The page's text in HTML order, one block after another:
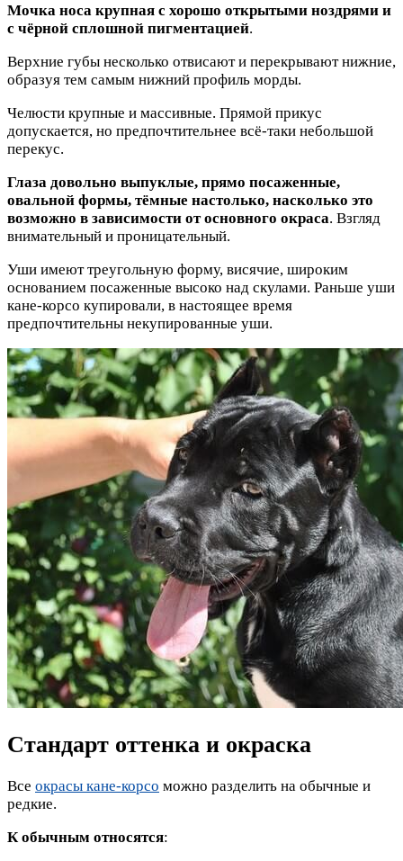
Мочка носа крупная с хорошо открытыми ноздрями и
с чёрной сплошной пигментацией.
Верхние губы несколько отвисают и перекрывают нижние,
образуя тем самым нижний профиль морды.
Челюсти крупные и массивные. Прямой прикус
допускается, но предпочтительнее всё-таки небольшой
перекус.
Глаза довольно выпуклые, прямо посаженные,
овальной формы, тёмные настолько, насколько это
возможно в зависимости от основного окраса. Взгляд
внимательный и проницательный.
Уши имеют треугольную форму, висячие, широким
основанием посаженные высоко над скулами. Раньше уши
кане-корсо купировали, в настоящее время
предпочтительны некупированные уши.
Стандарт оттенка и окраска
Все окрасы кане-корсо можно разделить на обычные и
редкие.
К обычным относятся: